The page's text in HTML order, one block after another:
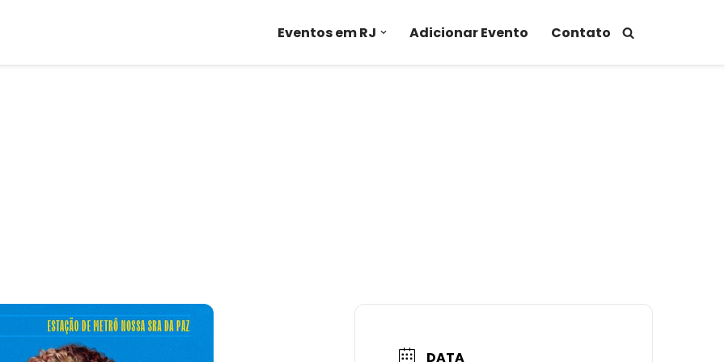
Eventos em RJ Adicionar Evento Contato
DATA